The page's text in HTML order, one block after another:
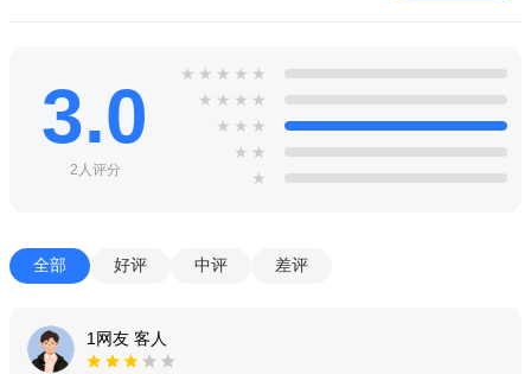
如果需要给好友、群批量发消息祝福，可以借助群发工具一
键搞定，比如“群发无忧”、“掌上无忧”等app。还可以自动加好
友、换群、检测僵尸粉、朋友圈点赞等等。同时支持企业微信、
QQ、贴吧、短信等等。
1、朋友圈，记录你和朋友们的生活。
3、微信钱包，支付、转账、多项服务，让生活更简单。
3.0
2人评分
★ ★ ★ ★ ★
★ ★ ★ ★
★ ★ ★
★ ★
★
全部 好评 中评 差评
1网友 客人